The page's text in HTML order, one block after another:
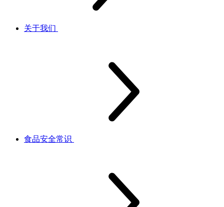
关于我们
食品安全常识